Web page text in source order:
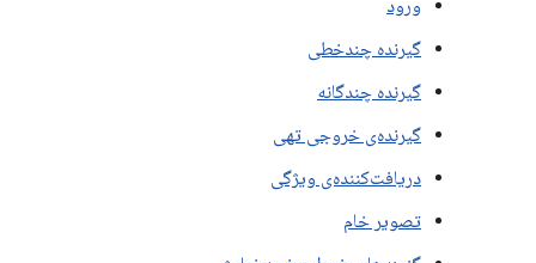
ورود
گیرنده چندخطی
گیرنده چندگانه
گیرنده‌ی خروجی تهی
دریافت‌کننده‌ی ویژگی
تصویر خام